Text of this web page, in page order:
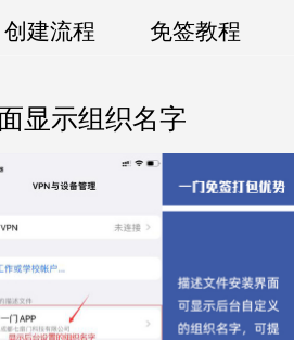
创建流程 免签教程
显示组织名字